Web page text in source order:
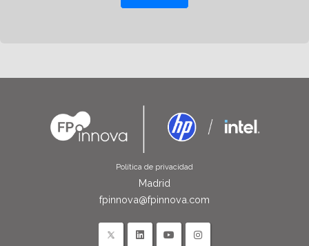
Política de privacidad
Madrid
fpinnova@fpinnova.com